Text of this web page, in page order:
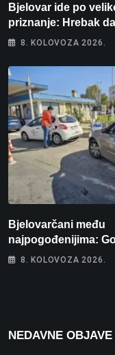
Bjelovar ide po
priznanje: Hrebak
Parizu predstavlja
Europskog
8. KOLOVOZA 2026.
Bjelovarčani među
najpogođenijima:
im pojede gotovo 6
8. KOLOVOZA 2026.
NEDAVNE OBJAVE